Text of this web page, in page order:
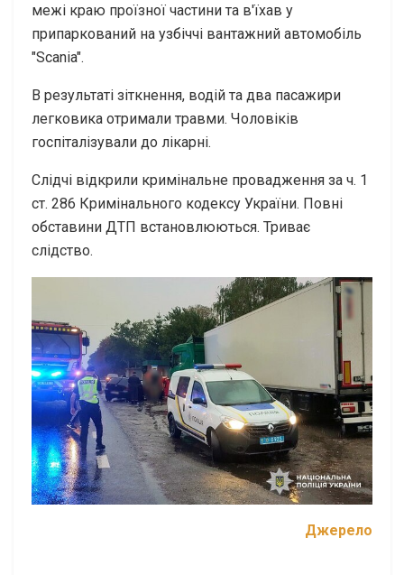
межі краю проїзної частини та в'їхав у
припаркований на узбіччі вантажний автомобіль
"Scania".
В результаті зіткнення, водій та два пасажири
легковика отримали травми. Чоловіків
госпіталізували до лікарні.
Слідчі відкрили кримінальне провадження за ч. 1
ст. 286 Кримінального кодексу України. Повні
обставини ДТП встановлюються. Триває
слідство.
Джерело